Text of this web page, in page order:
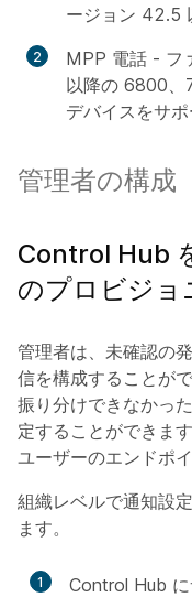
ージョン 42.5
MPP 電話 - フ
以降の 6800
デバイスをサポ
管理者の構成
Control Hub
のプロビジョ
管理者は、未確認の
信を構成することが
振り分けできなかっ
定することができま
ユーザーのエンドポ
組織レベルで通知設
ます。
1 Control Hub に